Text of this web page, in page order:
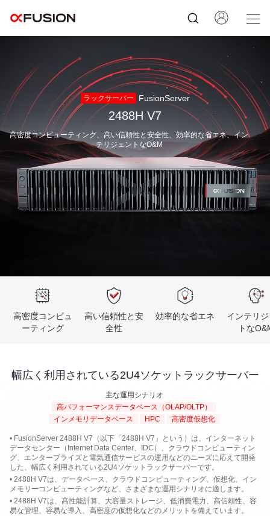
ラックサーバー FusionServer
2488H V7
高密度コンピューティング、高い信頼性と安全性、効率的な省エネ、イン
テリジェントなO&M
高密度コンピュ
ーティング
高い信頼性と安
全性
効率的な省エネ
インテリ
トな
幅広く利用されている2U4ソケットラックサーバー
主な運用シナリオ
高パフォーマンスデータベース（OLAP/OLTP）
インメモリデータベース
HPC 高密度仮想化
• FusionServer 2488H V7（以下「2488H V7」という）は、インターネット
データセンター（Internet Data Center、IDC）、クラウドコンピューティン
グ、エンタープライズと電気通信サービスの運用などのニーズに応えて開発
した、幅広く利用されている2U4ソケットラックサーバーです。
• 2488H V7は、データベース、クラウドコンピューティング、仮想化、イン
メモリーコンピューティングなど、さまざまな運用シナリオに適します。
• 2488H V7は、高性能計算、大容量ストレージ、低消費電力、高信頼性、容
易な管理、容易な導入、高密度の仮想化などのメリットを備えています。